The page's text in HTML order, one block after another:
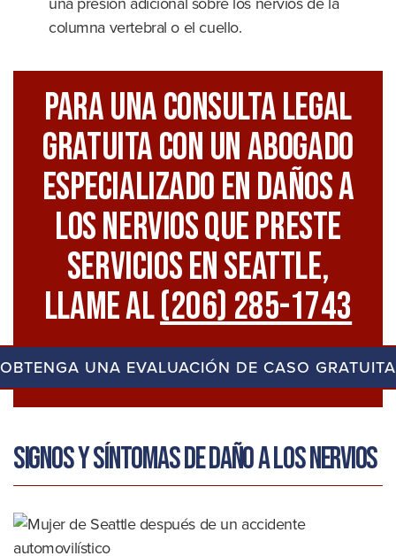
columna vertebral o el cuello.
Para Una Consulta Legal
GRATUITA Con Un Abogado
Especializado En Daños A
Los Nervios Que Preste
Servicios En Seattle,
Llame Al(206) 285-1743
OBTENGA UNA EVALUACIÓN DE CASO GRATUITA
Signos y síntomas de daño a los nervios